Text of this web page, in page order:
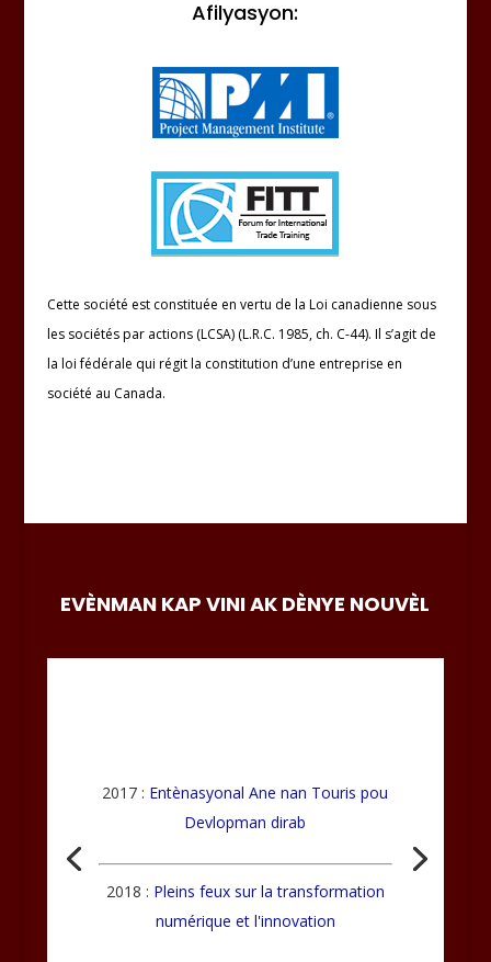
Afilyasyon:
Cette société est constituée en vertu de la Loi canadienne sous
les sociétés par actions (LCSA) (L.R.C. 1985, ch. C-44). Il s’agit de
la loi fédérale qui régit la constitution d’une entreprise en
société au Canada.
EVÈNMAN KAP VINI AK DÈNYE NOUVÈL
2017 : Entènasyonal Ane nan Touris pou
Devlopman dirab
2018 : Pleins feux sur la transformation
numérique et l'innovation